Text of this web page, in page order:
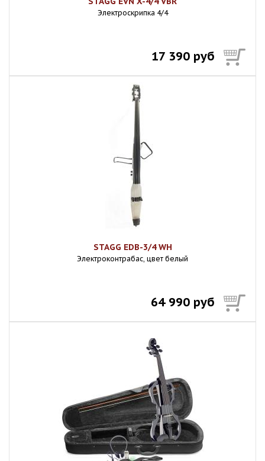
Электроскрипка 4/4
17 390 руб
STAGG EDB-3/4 WH
Электроконтрабас, цвет белый
64 990 руб